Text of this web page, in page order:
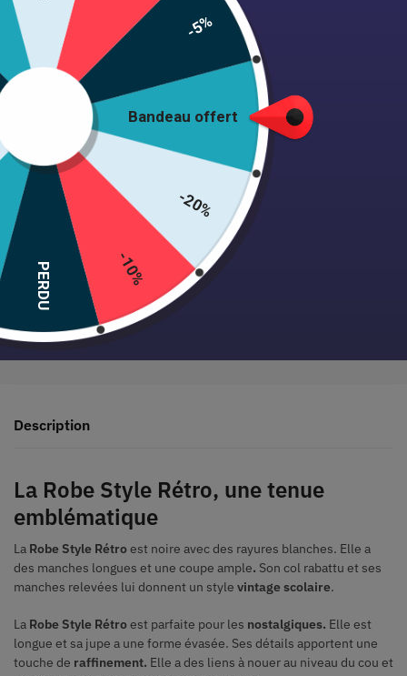
Ajouter au panier
Expédition 24/48h • Satisfait ou remboursé • +1000 clientes
Paiement sécurisé garanti
Description
La Robe Style Rétro, une tenue
emblématique
La Robe Style Rétroest noire avec des rayures blanches. Elle a
des manches longues et une coupe ample. Son col rabattu et ses
manches relevées lui donnent un style vintage scolaire.
La Robe Style Rétroest parfaite pour les nostalgiques. Elle est
longue et sa jupe a une forme évasée. Ses détails apportent une
touche de raffinement. Elle a des liens à nouer au niveau du cou et
Bandeau offert
-20%
-10%
PERDU
-5%